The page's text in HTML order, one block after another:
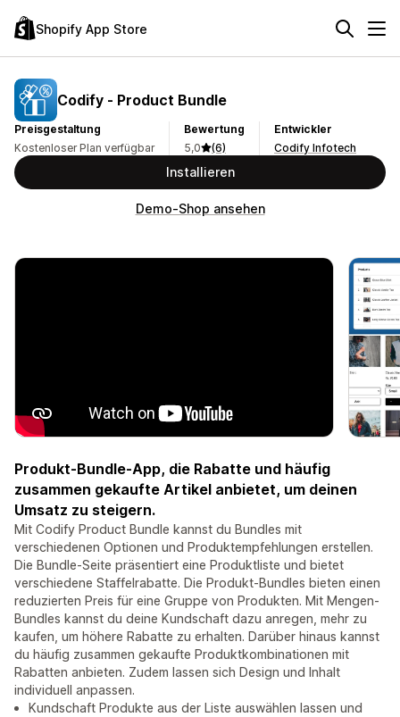
Shopify App Store
Codify ‑ Product Bundle
Preisgestaltung
Kostenloser Plan verfügbar
Bewertung
5,0
(6)
Entwickler
Codify Infotech
Installieren
Demo-Shop ansehen
Produkt-Bundle-App, die Rabatte und häufig
zusammen gekaufte Artikel anbietet, um deinen
Umsatz zu steigern.
Mit Codify Product Bundle kannst du Bundles mit
verschiedenen Optionen und Produktempfehlungen erstellen.
Die Bundle-Seite präsentiert eine Produktliste und bietet
verschiedene Staffelrabatte. Die Produkt-Bundles bieten einen
reduzierten Preis für eine Gruppe von Produkten. Mit Mengen-
Bundles kannst du deine Kundschaft dazu anregen, mehr zu
kaufen, um höhere Rabatte zu erhalten. Darüber hinaus kannst
du häufig zusammen gekaufte Produktkombinationen mit
Rabatten anbieten. Zudem lassen sich Design und Inhalt
individuell anpassen.
Kundschaft Produkte aus der Liste auswählen lassen und